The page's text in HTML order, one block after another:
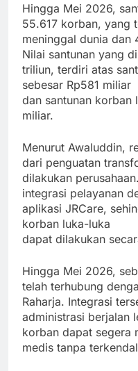
Hingga Mei 2026,
55.617 korban, yang
meninggal dunia dan
Nilai santunan yang
triliun, terdiri atas
sebesar Rp581 miliar
dan santunan korban
miliar.
Menurut Awaluddin,
dari penguatan
dilakukan
integrasi pelayanan
aplikasi JRCare,
korban luka-luka
dapat dilakukan
Hingga Mei 2026,
telah terhubung
Raharja. Integrasi
administrasi berjalan
korban dapat segera
medis tanpa